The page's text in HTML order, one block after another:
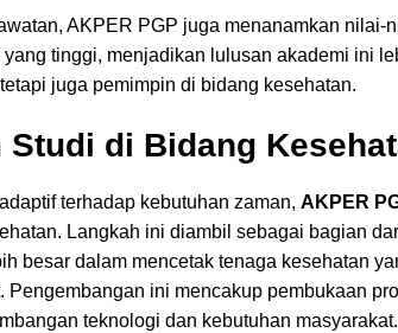
AKPER PGP juga menanamkan nilai-
tinggi, menjadikan lulusan akademi ini
juga pemimpin di bidang kesehatan.
di Bidang
terhadap kebutuhan zaman, AKPER
Langkah ini diambil sebagai bagian
besar dalam mencetak tenaga kesehatan
ini mencakup pembukaan
teknologi dan kebutuhan masyarakat.